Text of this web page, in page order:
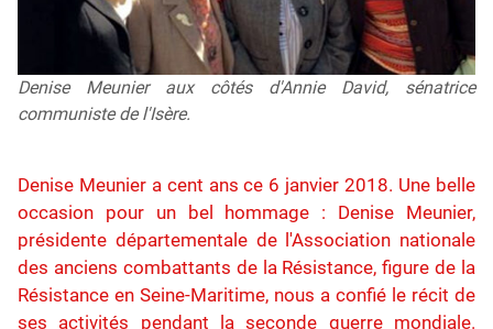
Denise Meunier aux côtés d'Annie David, sénatrice
communiste de l'Isère.
Denise Meunier a cent ans ce 6 janvier 2018. Une belle
occasion pour un bel hommage : Denise Meunier,
présidente départementale de l'Association nationale
des anciens combattants de la Résistance, figure de la
Résistance en Seine-Maritime, nous a confié le récit de
ses activités pendant la seconde guerre mondiale.